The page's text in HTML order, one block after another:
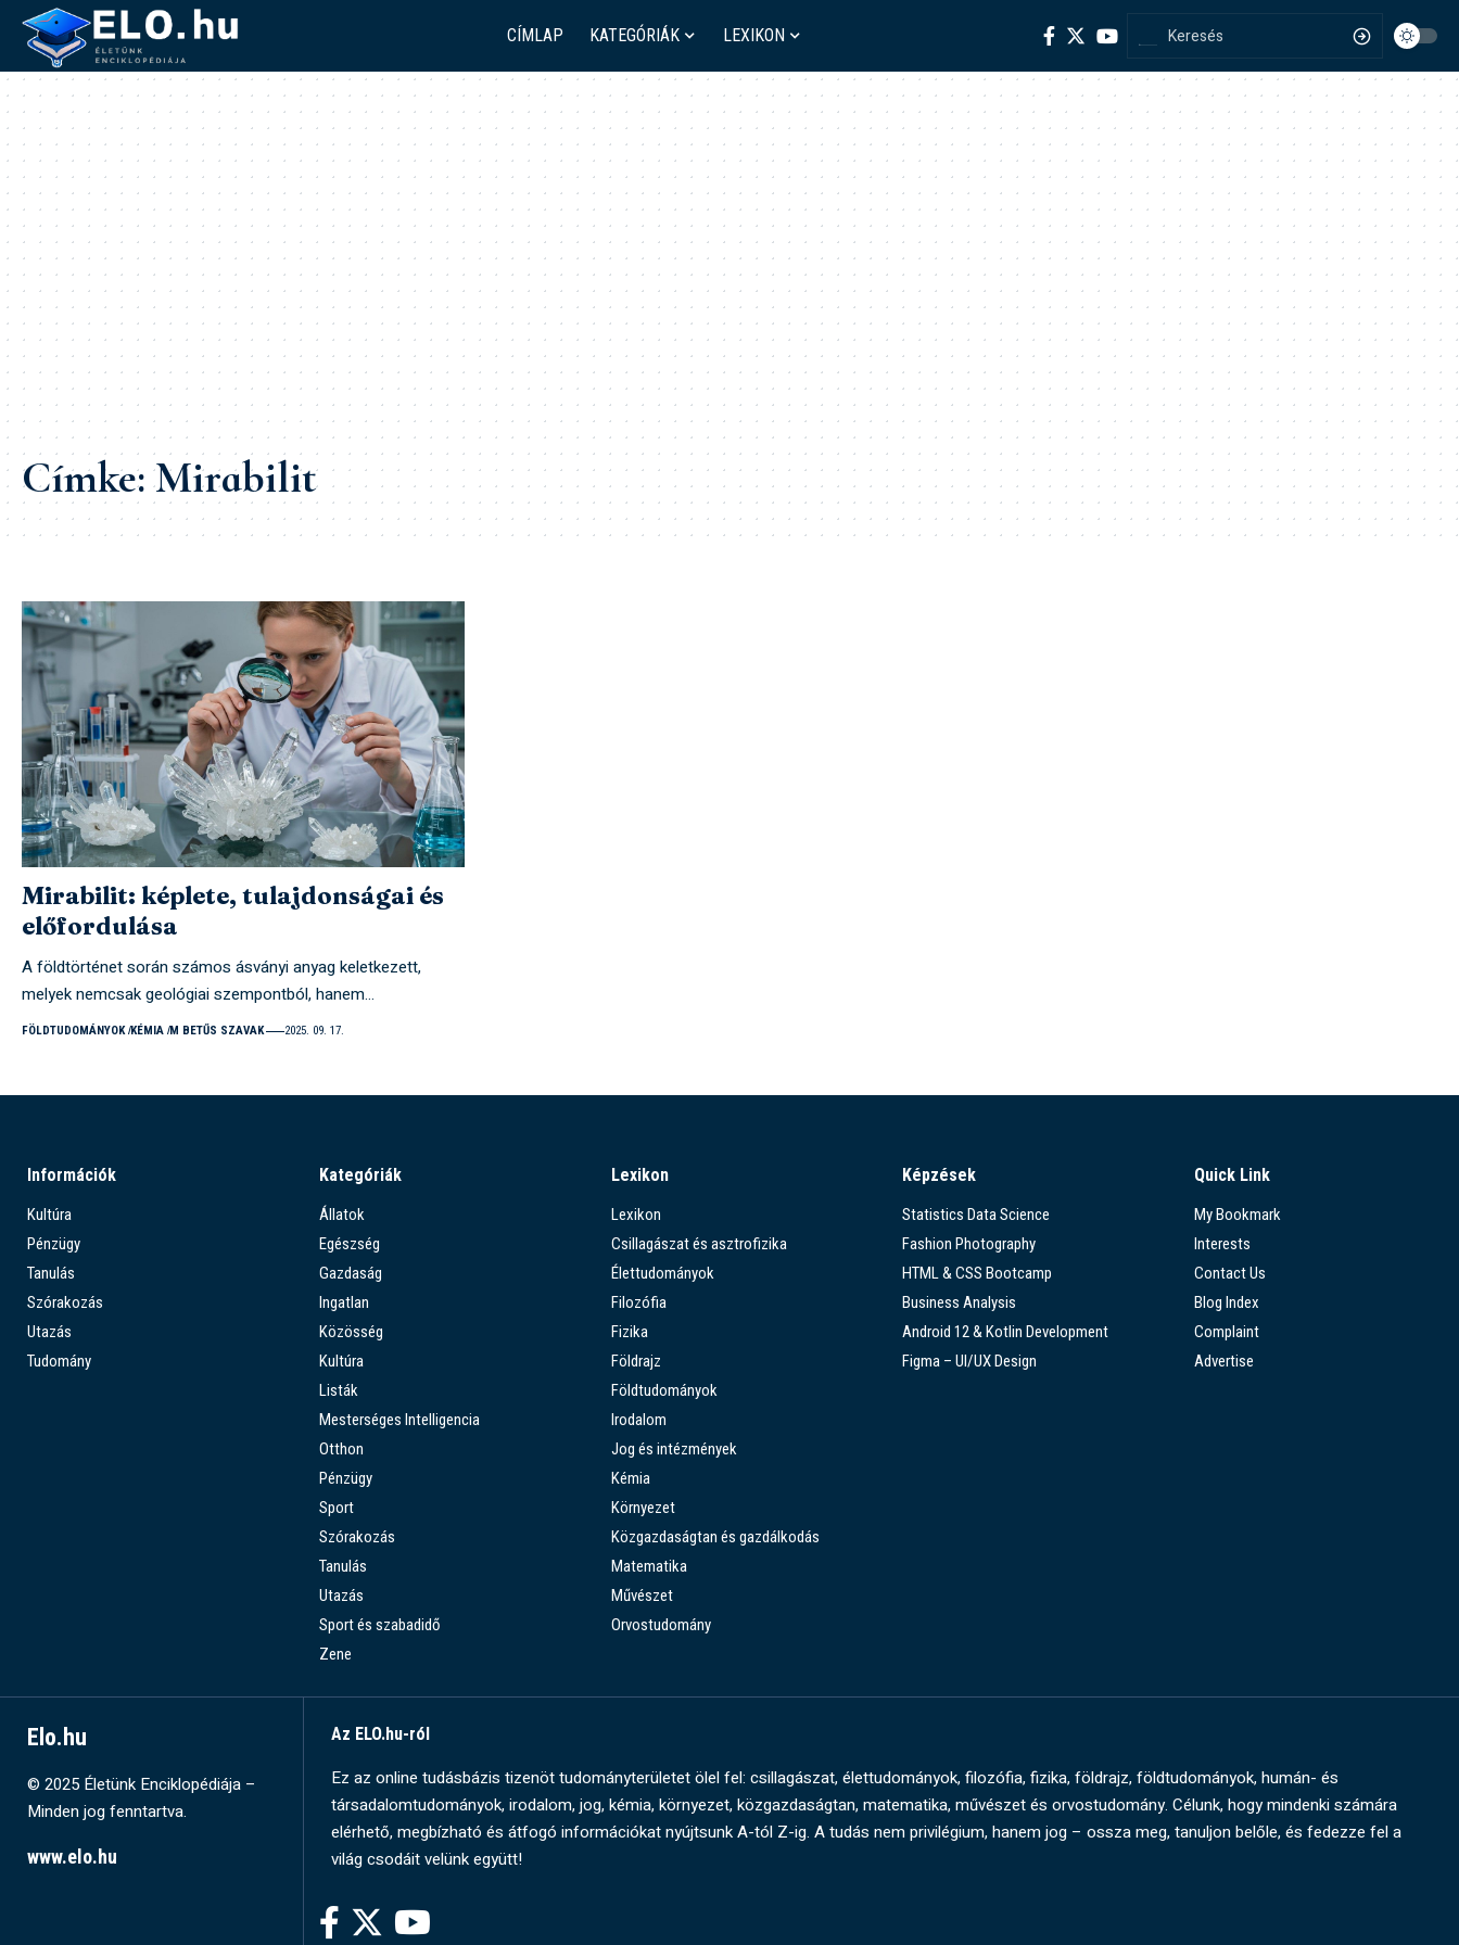
CÍMLAP KATEGÓRIÁK LEXIKON
Címke:Mirabilit
Mirabilit: képlete, tulajdonságai és
előfordulása
A földtörténet során számos ásványi anyag keletkezett,
melyek nemcsak geológiai szempontból, hanem…
FÖLDTUDOMÁNYOK KÉMIA M BETŰS SZAVAK 2025. 09. 17.
Információk
Kultúra
Pénzügy
Tanulás
Szórakozás
Utazás
Tudomány
Kategóriák
Állatok
Egészség
Gazdaság
Ingatlan
Közösség
Kultúra
Listák
Mesterséges Intelligencia
Otthon
Pénzügy
Sport
Szórakozás
Tanulás
Utazás
Sport és szabadidő
Zene
Lexikon
Lexikon
Csillagászat és asztrofizika
Élettudományok
Filozófia
Fizika
Földrajz
Földtudományok
Irodalom
Jog és intézmények
Kémia
Környezet
Közgazdaságtan és gazdálkodás
Matematika
Művészet
Orvostudomány
Képzések
Statistics Data Science
Fashion Photography
HTML & CSS Bootcamp
Business Analysis
Android 12 & Kotlin Development
Figma – UI/UX Design
Quick Link
My Bookmark
Interests
Contact Us
Blog Index
Complaint
Advertise
Elo.hu
© 2025 Életünk Enciklopédiája –
Minden jog fenntartva.
www.elo.hu
Az ELO.hu-ról
Ez az online tudásbázis tizenöt tudományterületet ölel fel: csillagászat, élettudományok, filozófia, fizika, földrajz, földtudományok, humán- és
társadalomtudományok, irodalom, jog, kémia, környezet, közgazdaságtan, matematika, művészet és orvostudomány. Célunk, hogy mindenki számára
elérhető, megbízható és átfogó információkat nyújtsunk A-tól Z-ig. A tudás nem privilégium, hanem jog – ossza meg, tanuljon belőle, és fedezze fel a
világ csodáit velünk együtt!